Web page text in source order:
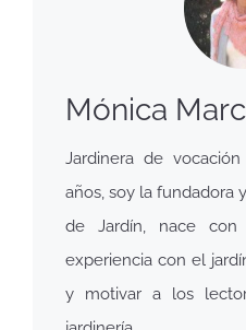
Mónica
Jardinera de
años, soy la fundadora
de Jardín, nace
experiencia con el
y motivar a los